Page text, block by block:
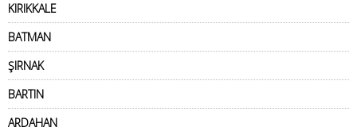
KIRIKKALE
BATMAN
ŞIRNAK
BARTIN
ARDAHAN